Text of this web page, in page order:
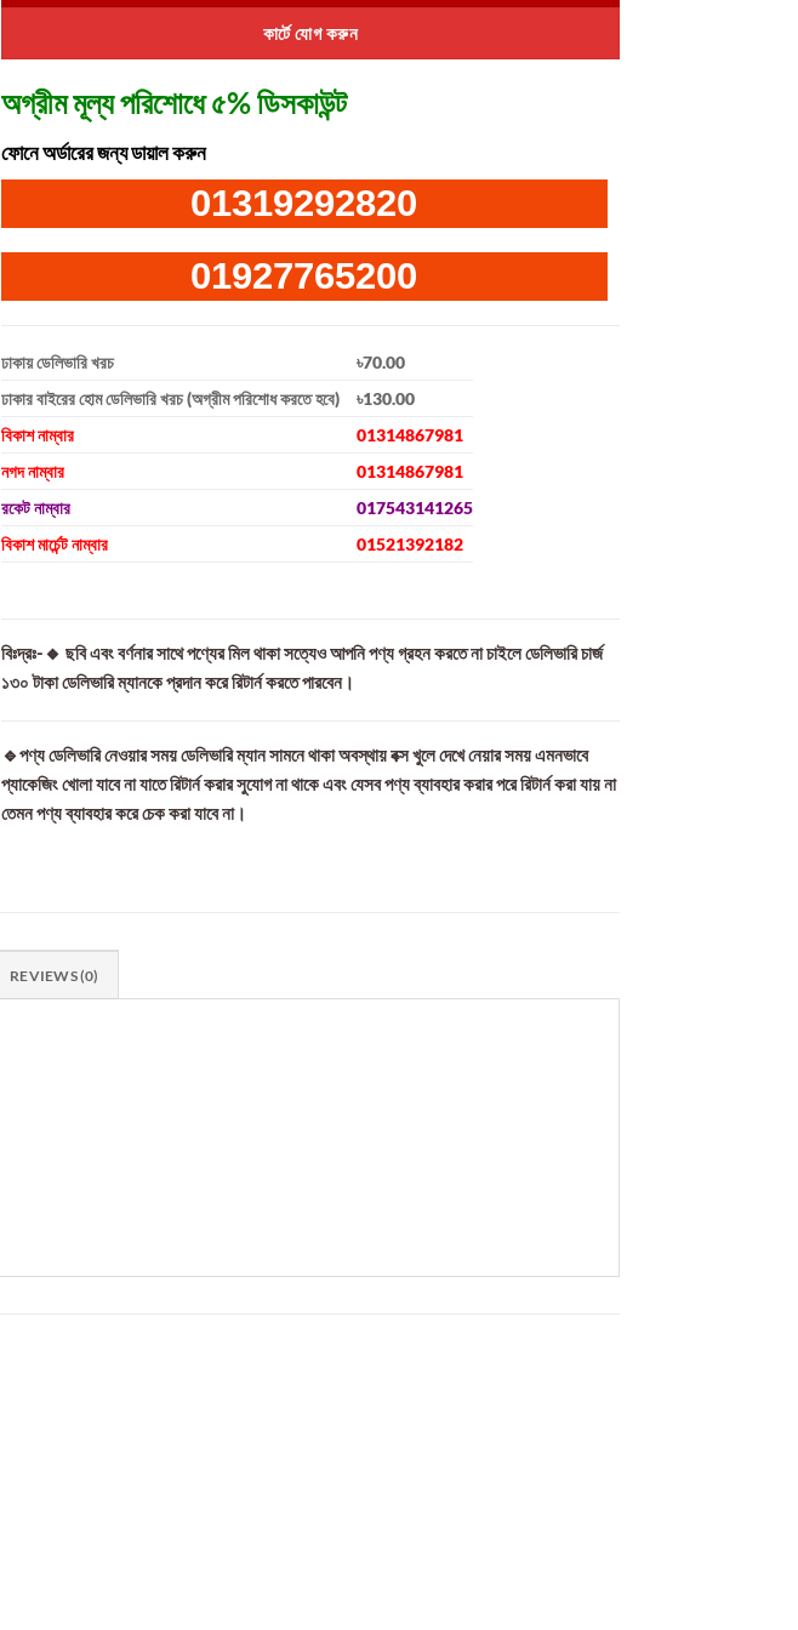
কার্টে যোগ করুন
অগ্রীম মূল্য পরিশোধে ৫% ডিসকাউন্ট
ফোনে অর্ডারের জন্য ডায়াল করুন
01319292820
01927765200
ঢাকায় ডেলিভারি খরচ
৳70.00
ঢাকার বাইরের হোম ডেলিভারি খরচ (অগ্রীম পরিশোধ করতে হবে)
৳130.00
বিকাশ নাম্বার
01314867981
নগদ নাম্বার
01314867981
রকেট নাম্বার
017543141265
বিকাশ মার্চেন্ট নাম্বার
01521392182
বিঃদ্রঃ-🔸 ছবি এবং বর্ণনার সাথে পণ্যের মিল থাকা সত্যেও আপনি পণ্য গ্রহন করতে না চাইলে ডেলিভারি চার্জ
১৩০ টাকা ডেলিভারি ম্যানকে প্রদান করে রিটার্ন করতে পারবেন।
🔹পণ্য ডেলিভারি নেওয়ার সময় ডেলিভারি ম্যান সামনে থাকা অবস্থায় বক্স খুলে দেখে নেয়ার সময় এমনভাবে
প্যাকেজিং খোলা যাবে না যাতে রিটার্ন করার সুযোগ না থাকে এবং যেসব পণ্য ব্যাবহার করার পরে রিটার্ন করা যায় না
তেমন পণ্য ব্যাবহার করে চেক করা যাবে না।
REVIEWS (0)